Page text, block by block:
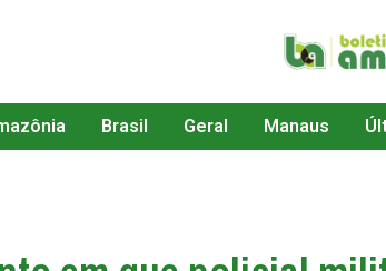
Brasil Geral Manaus